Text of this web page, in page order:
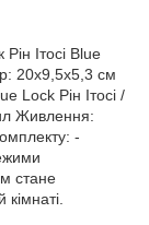
Ітосі Blue
20х9,5х5,3 см
Lock Рін Ітосі /
Живлення:
-
стане